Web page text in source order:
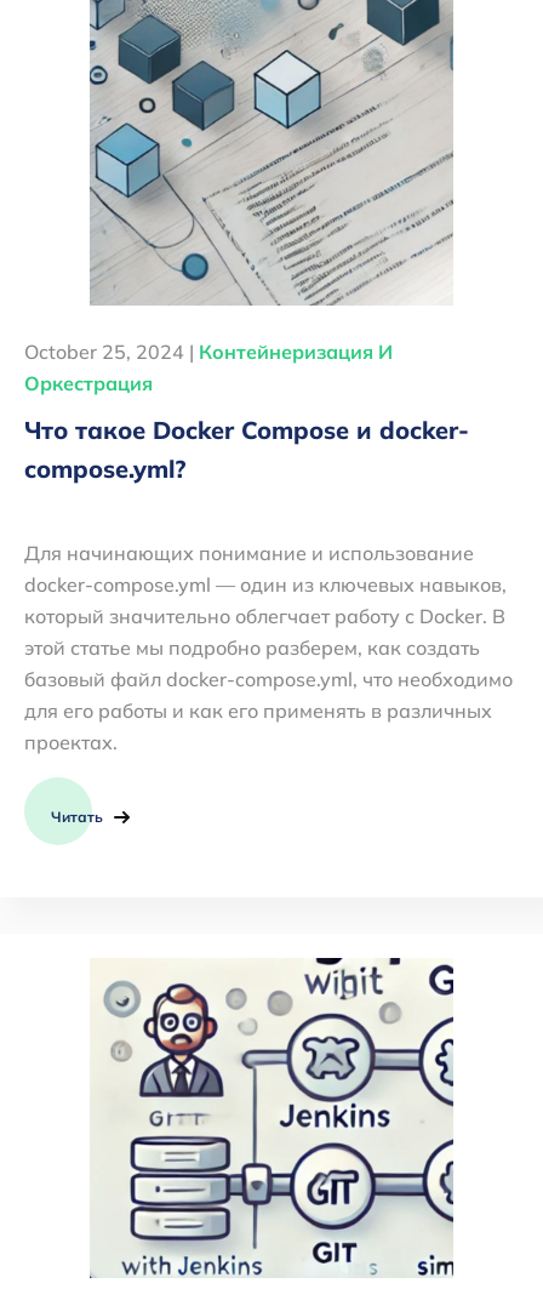
October 25, 2024 | Контейнеризация И
Оркестрация
Что такое Docker Compose и docker-
compose.yml?
Для начинающих понимание и использование
docker-compose.yml — один из ключевых навыков,
который значительно облегчает работу с Docker. В
этой статье мы подробно разберем, как создать
базовый файл docker-compose.yml, что необходимо
для его работы и как его применять в различных
проектах.
Читать